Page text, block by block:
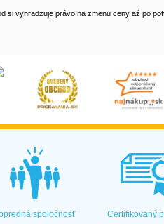
si vyhradzuje právo na zmenu ceny až po
spoločnosť Certifikovaný